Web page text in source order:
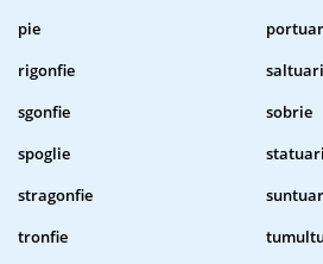
pie
rigonfie
sgonfie
sobrie
spoglie
stragonfie
tronfie